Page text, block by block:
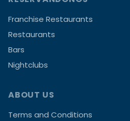
Franchise Restaurants
Restaurants
Bars
Nightclubs
ABOUT US
Terms and Conditions